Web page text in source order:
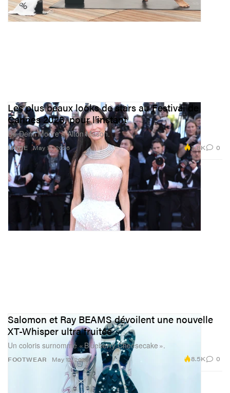
MODE
Les plus beaux looks de stars au Festival de
Cannes 2026, pour l’instant
De Demi Moore à Alton Mason.
May 13, 2026 3.8K 0
FOOTWEAR
Salomon et Ray BEAMS dévoilent une nouvelle
XT-Whisper ultra fruitée
Un coloris surnommé « Blueberry Cheesecake ».
May 12, 2026 8.5K 0